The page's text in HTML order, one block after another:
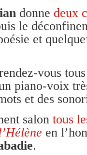
donne deux
le
et
vous
piano-voix
et des
salon tous
en
.